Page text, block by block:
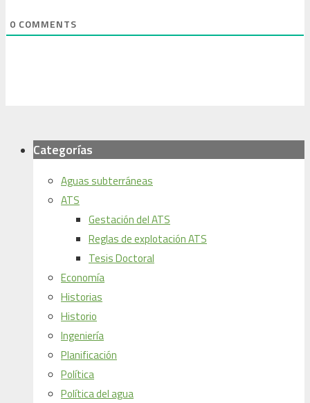
0 COMMENTS
Categorías
Aguas subterráneas
ATS
Gestación del ATS
Reglas de explotación ATS
Tesis Doctoral
Economía
Historias
Historio
Ingeniería
Planificación
Política
Política del agua